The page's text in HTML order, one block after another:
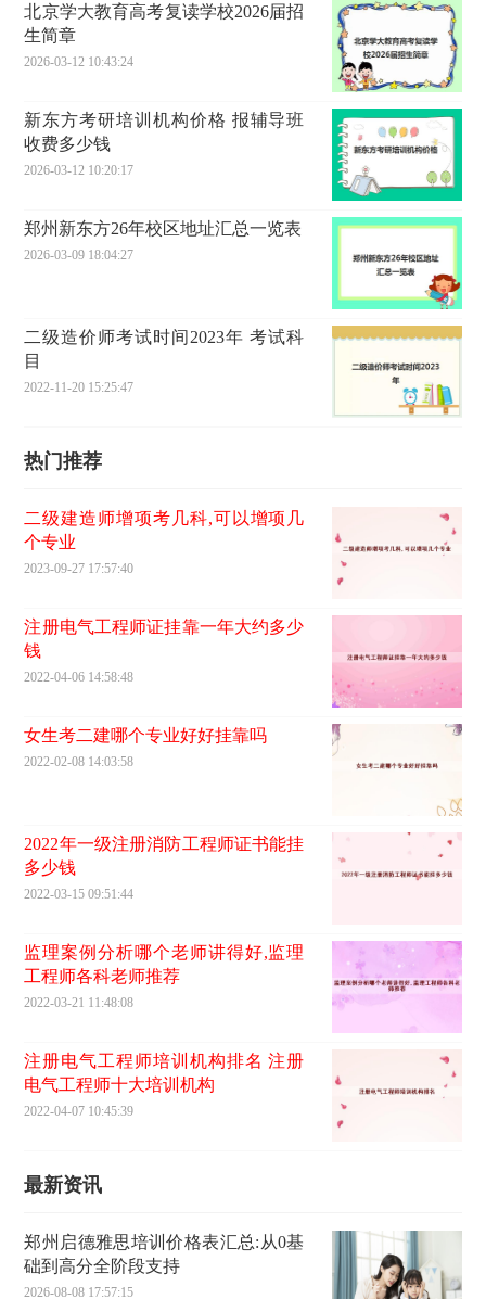
北京学大教育高考复读学校2026届招
生简章
2026-03-12 10:43:24
新东方考研培训机构价格 报辅导班
收费多少钱
2026-03-12 10:20:17
郑州新东方26年校区地址汇总一览表
2026-03-09 18:04:27
二级造价师考试时间2023年 考试科
目
2022-11-20 15:25:47
热门推荐
二级建造师增项考几科,可以增项几
个专业
2023-09-27 17:57:40
注册电气工程师证挂靠一年大约多少
钱
2022-04-06 14:58:48
女生考二建哪个专业好好挂靠吗
2022-02-08 14:03:58
2022年一级注册消防工程师证书能挂
多少钱
2022-03-15 09:51:44
监理案例分析哪个老师讲得好,监理
工程师各科老师推荐
2022-03-21 11:48:08
注册电气工程师培训机构排名 注册
电气工程师十大培训机构
2022-04-07 10:45:39
最新资讯
郑州启德雅思培训价格表汇总:从0基
础到高分全阶段支持
2026-08-08 17:57:15